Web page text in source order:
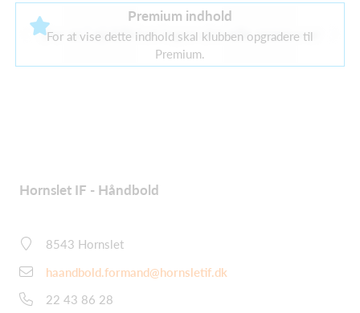
Premium indhold
For at vise dette indhold skal klubben opgradere til
Premium.
Der er i øjeblikket ingen aktuelle sponsorer
Hornslet IF - Håndbold
8543 Hornslet
haandbold.formand@hornsletif.dk
22 43 86 28